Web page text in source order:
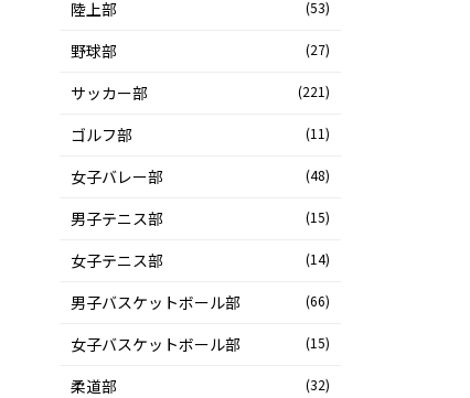
陸上部 (53)
野球部 (27)
サッカー部 (221)
ゴルフ部 (11)
女子バレー部 (48)
男子テニス部 (15)
女子テニス部 (14)
男子バスケットボール部 (66)
女子バスケットボール部 (15)
柔道部 (32)